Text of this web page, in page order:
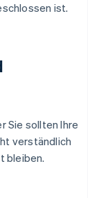
ist.
Sie sollten Ihre
verständlich
bleiben.